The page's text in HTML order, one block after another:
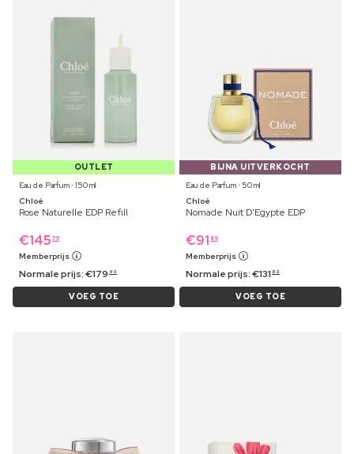
OUTLET
Eau de Parfum ⋅ 150 ml
Chloé
Rose Naturelle EDP Refill
€145 79
Memberprijs
Normale prijs:€179 99
VOEG TOE
BIJNA UITVERKOCHT
Eau de Parfum ⋅ 50 ml
Chloé
Nomade Nuit D'Egypte EDP
€91 89
Memberprijs
Normale prijs:€131 89
VOEG TOE